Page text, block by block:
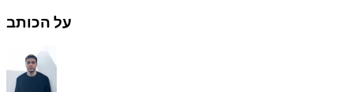
על הכותב